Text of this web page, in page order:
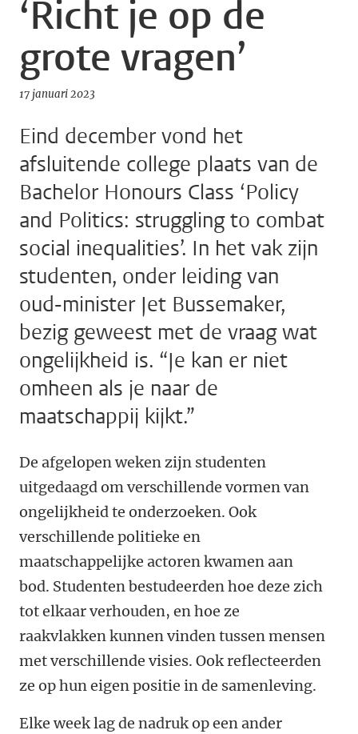
‘Richt je op de
grote vragen’
17 januari 2023
Eind december vond het
afsluitende college plaats van de
Bachelor Honours Class ‘Policy
and Politics: struggling to combat
social inequalities’. In het vak zijn
studenten, onder leiding van
oud-minister Jet Bussemaker,
bezig geweest met de vraag wat
ongelijkheid is. “Je kan er niet
omheen als je naar de
maatschappij kijkt.”
De afgelopen weken zijn studenten
uitgedaagd om verschillende vormen van
ongelijkheid te onderzoeken. Ook
verschillende politieke en
maatschappelijke actoren kwamen aan
bod. Studenten bestudeerden hoe deze zich
tot elkaar verhouden, en hoe ze
raakvlakken kunnen vinden tussen mensen
met verschillende visies. Ook reflecteerden
ze op hun eigen positie in de samenleving.
Elke week lag de nadruk op een ander